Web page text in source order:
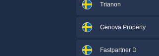
Trianon
Genova Property
Fastpartner D